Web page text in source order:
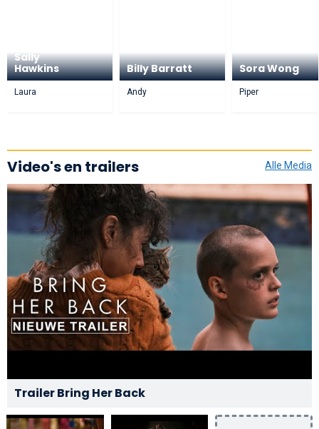
Sally
Hawkins
Laura
Billy Barratt
Andy
Sora Wong
Piper
Alle Media
Video's en trailers
Trailer Bring Her Back